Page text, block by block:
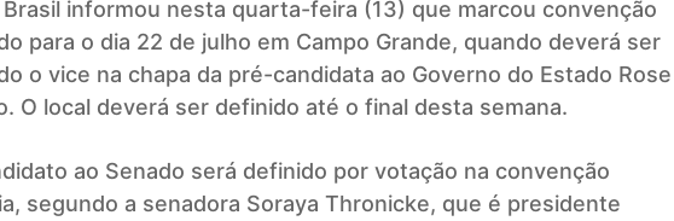
Brasil informou nesta quarta-feira (13) que marcou convenção
para o dia 22 de julho em Campo Grande, quando deverá ser
o vice na chapa da pré-candidata ao Governo do Estado Rose
. O local deverá ser definido até o final desta semana.
ao Senado será definido por votação na convenção
segundo a senadora Soraya Thronicke, que é presidente